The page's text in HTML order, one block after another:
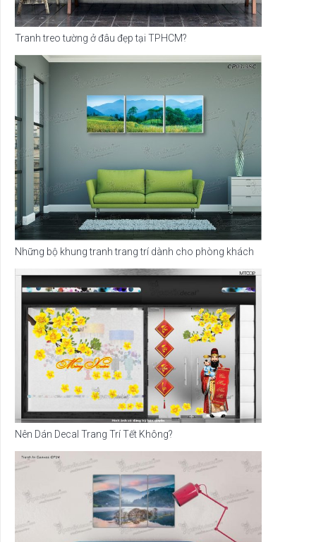
Tranh treo tường ở đâu đẹp tại TPHCM?
Những bộ khung tranh trang trí dành cho phòng khách
Nên Dán Decal Trang Trí Tết Không?